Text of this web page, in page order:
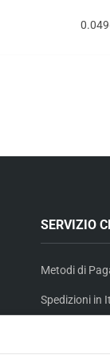
SERVIZIO
Metodi di
Spedizioni in